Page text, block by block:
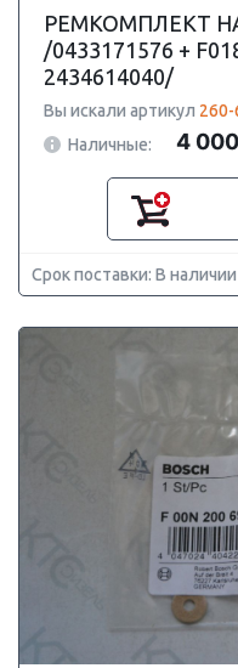
РЕМКОМПЛЕКТ
/0433171576 +
2434614040/
Вы искали артикул
Наличные:
4
Срок поставки: В наличии